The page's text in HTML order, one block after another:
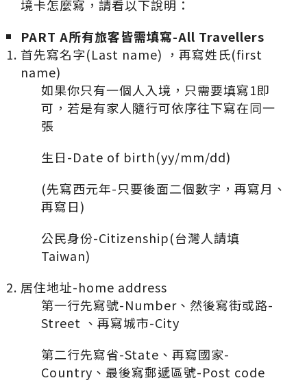
境卡怎麼寫，請看以下說明：
PART A所有旅客皆需填寫-All Travellers
首先寫名字(Last name) ，再寫姓氏(first
name)
如果你只有一個人入境，只需要填寫1即
可，若是有家人隨行可依序往下寫在同一
張
生日-Date of birth(yy/mm/dd)
(先寫西元年-只要後面二個數字，再寫月、
再寫日)
公民身份-Citizenship(台灣人請填
Taiwan)
居住地址-home address
第一行先寫號-Number、然後寫街或路-
Street 、再寫城市-City
第二行先寫省-State、再寫國家-
Country、最後寫郵遞區號-Post code